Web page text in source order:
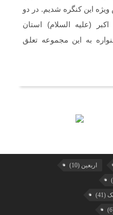
این کنگره شدیم. در دو
(علیه السلام) استان
به این مجموعه تعلق
اربعین (10)
(41)